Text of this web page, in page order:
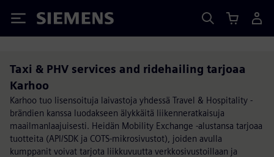
Siemens
Taxi & PHV services and ridehailing tarjoaa
Karhoo
Karhoo tuo lisensoituja laivastoja yhdessä Travel & Hospitality -
brändien kanssa luodakseen älykkäitä liikenneratkaisuja
maailmanlaajuisesti. Heidän Mobility Exchange -alustansa tarjoaa
tuotteita (API/SDK ja COTS-mikrosivustot), joiden avulla
kumppanit voivat tarjota liikkuvuutta verkkosivustoillaan ja